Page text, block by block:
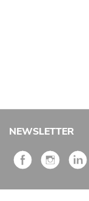
NEWSLETTER